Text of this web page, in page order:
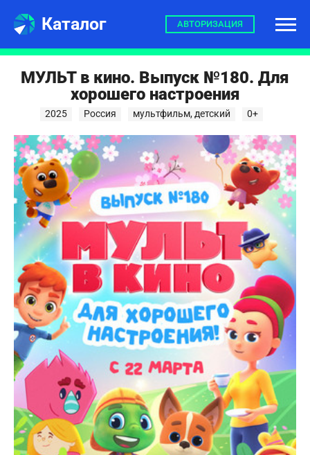
Каталог АВТОРИЗАЦИЯ
МУЛЬТ в кино. Выпуск №180. Для
хорошего настроения
2025 Россия мультфильм, детский 0+